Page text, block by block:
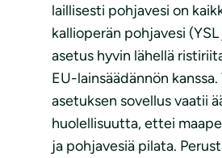
laillisesti pohjavesi on
kallioperän pohjavesi
asetus hyvin lähellä
EU-lainsäädännön
asetuksen sovellus vaatii
huolellisuutta, ettei
ja pohjavesiä pilata.